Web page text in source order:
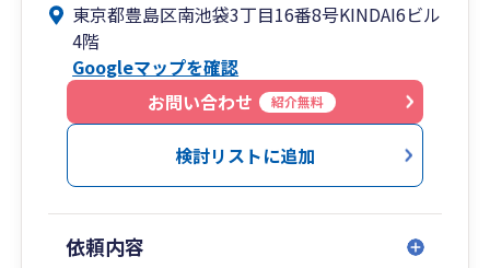
無料相談時に大切にしていることは
・価値ある時間とするためお客様に貢献していく
こと
・疑問点をその場でクリアにすること
・無料相談したからといって、当社へ依頼しなく
ても全く構いません。というスタンス
・追いかけ営業一切しない。
も、お客様0件から）で立ち上げましたが、お蔭
様で豊島区・池袋地区のお客様を中心に沢山のご
支持を頂戴し、2025年時点では従業員15人、年間
の新規契約数も138件頂戴することができまし
た。
今後も、お客様のお役にたてるよう努力いたしま
す。どうぞ、お気軽にご相談下さい。
東京都豊島区南池袋3丁目16番8号KINDAI6ビル
4階
Googleマップを確認
お問い合わせ
紹介無料
検討リストに追加
依頼内容